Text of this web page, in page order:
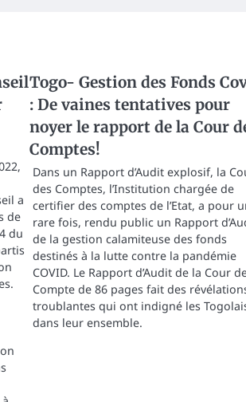
a
de
du
Togo- Gestion des Fonds
: De vaines tentatives pour
noyer le rapport de la Cour
Comptes!
Dans un Rapport d’Audit explosif, la
des Comptes, l’Institution chargée de
certifier des comptes de l’Etat, a pour
rare fois, rendu public un Rapport
de la gestion calamiteuse des fonds
destinés à la lutte contre la pandémie
COVID. Le Rapport d’Audit de la Cour
Compte de 86 pages fait des
troublantes qui ont indigné les
dans leur ensemble.